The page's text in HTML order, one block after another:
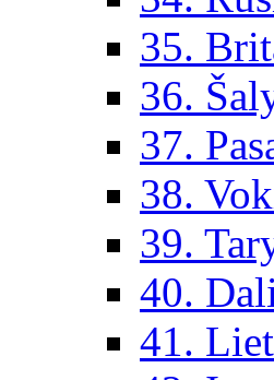
35.
36.
37.
38.
39.
40.
41.